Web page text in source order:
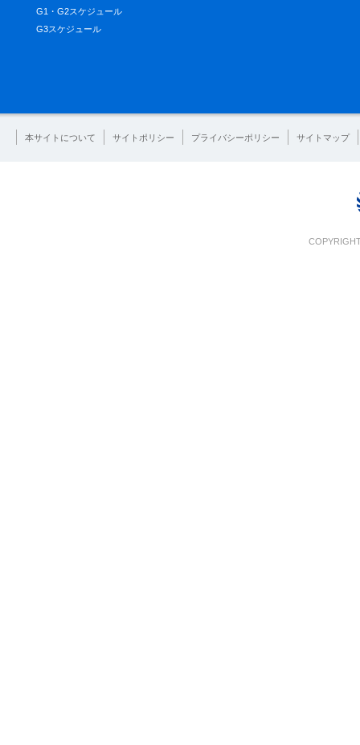
G1・G2スケジュール
G3スケジュール
本サイトについて サイトポリシー プライバシーポリシー サイトマップ